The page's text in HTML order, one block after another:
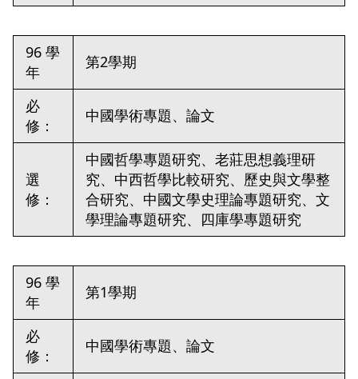
96 學
年
第2學期
必
修：
中國學術專題、論文
選
修：
中國哲學專題研究、老莊思想義理研
究、中西哲學比較研究、歷史與文學整
合研究、中國文學史理論專題研究、文
學理論專題研究、四庫學專題研究
96 學
年
第1學期
必
修：
中國學術專題、論文